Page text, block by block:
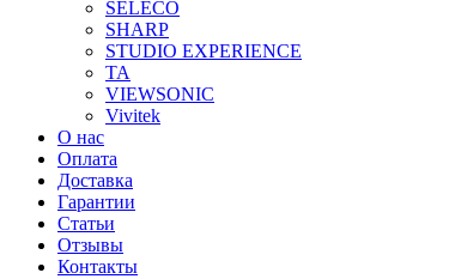
SELECO
SHARP
STUDIO EXPERIENCE
TA
VIEWSONIC
Vivitek
О нас
Оплата
Доставка
Гарантии
Статьи
Отзывы
Контакты